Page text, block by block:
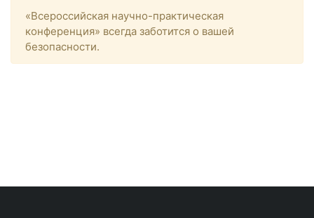
«Всероссийская научно-практическая
конференция» всегда заботится о вашей
безопасности.